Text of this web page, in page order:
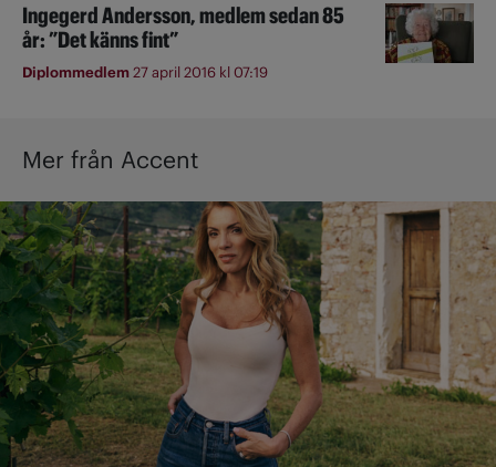
Ingegerd Andersson, medlem sedan 85
år: ”Det känns fint”
Diplommedlem27 april 2016 kl 07:19
Mer från Accent